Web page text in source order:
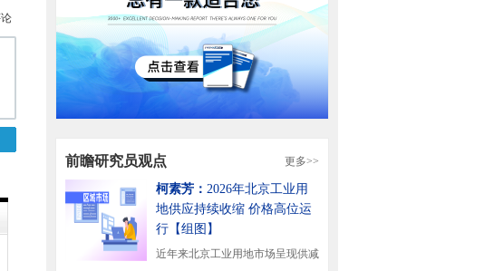
更多>>
前瞻研究员观点
柯素芳： 2026年北京工业用
地供应持续收缩 价格高位运
行【组图】
近年来北京工业用地市场呈现供减